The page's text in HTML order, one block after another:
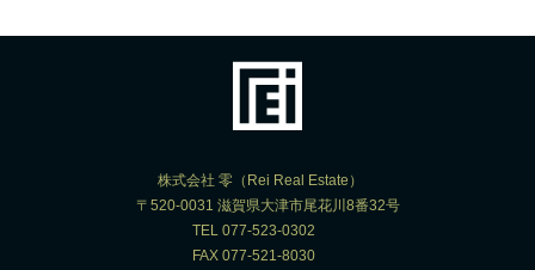
株式会社 零（Rei Real Estate）
〒520-0031 滋賀県大津市尾花川8番32号
TEL 077-523-0302
FAX 077-521-8030